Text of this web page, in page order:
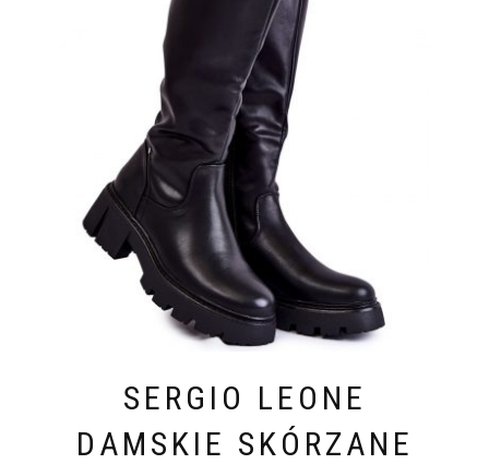
SERGIO LEONE
DAMSKIE SKÓRZANE